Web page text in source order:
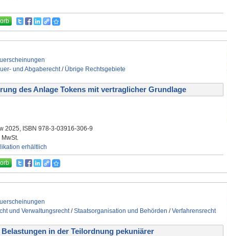
und Abgaberecht/ Übrige Rechtsgebiete
des Anlage Tokens mit vertraglicher Grundlage
2025, ISBN 978-3-03916-306-9
erhältlich
und Verwaltungsrecht/Staatsorganisation und Behörden /Verfahrensrecht
Belastungen in der Teilordnung pekuniärer